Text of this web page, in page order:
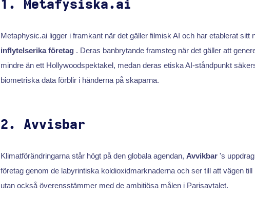
1. Metafysiska.ai
Metaphysic.ai ligger i framkant när det gäller filmisk AI och har etablerat sitt
inflytelserika företag . Deras banbrytande framsteg när det gäller att
mindre än ett Hollywoodspektakel, medan deras etiska AI-ståndpunkt
biometriska data förblir i händerna på skaparna.
2. Avvisbar
Klimatförändringarna står högt på den globala agendan, Avvikbar 's
företag genom de labyrintiska koldioxidmarknaderna och ser till att vägen
utan också överensstämmer med de ambitiösa målen i Parisavtalet.